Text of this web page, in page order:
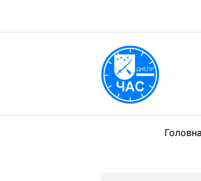
вмісту
Головна